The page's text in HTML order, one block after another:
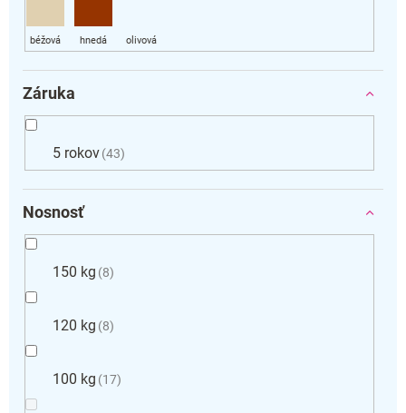
Záruka
5 rokov 43
Nosnosť
150 kg 8
120 kg 8
100 kg 17